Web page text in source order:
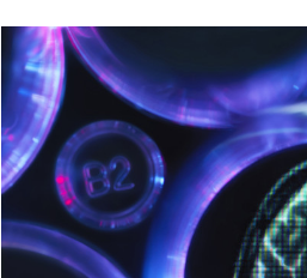
30 июля 2026 года в
известный непальский
из десяти человек, которую
склоне Броуд-Пик. 2 августа
погибших. Бывший
историческому рекорду —